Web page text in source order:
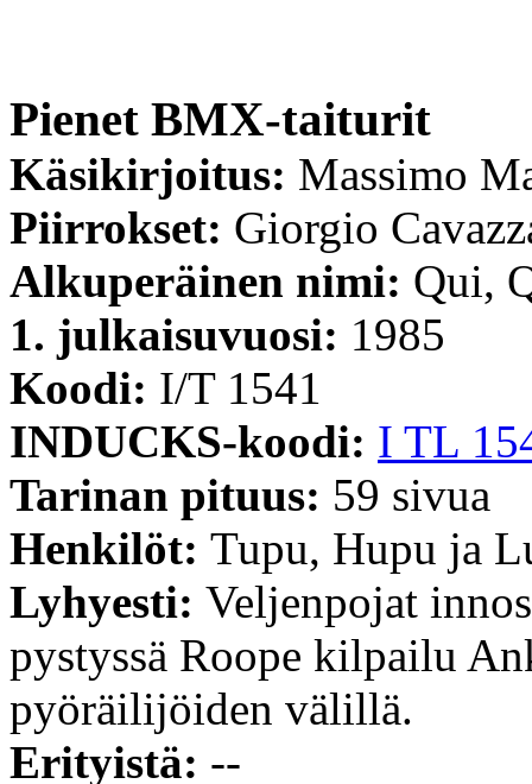
Pienet BMX-taiturit
Käsikirjoitus: Massimo
Piirrokset: Giorgio
Alkuperäinen nimi: Qui,
1. julkaisuvuosi: 1985
Koodi: I/T 1541
INDUCKS-koodi: I TL
Tarinan pituus: 59 sivua
Henkilöt: Tupu, Hupu ja
Lyhyesti: Veljenpojat
pystyssä Roope kilpailu
pyöräilijöiden välillä.
Erityistä: --